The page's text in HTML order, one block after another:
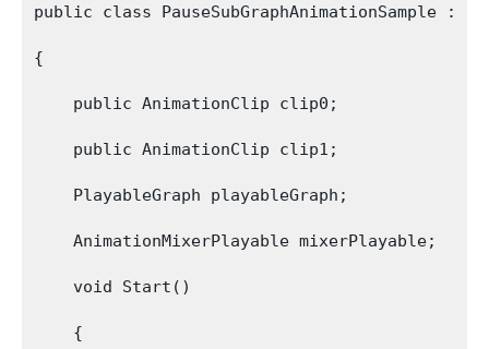
public class PauseSubGraphAnimationSample :
{
    public AnimationClip clip0;
    public AnimationClip clip1;
    PlayableGraph playableGraph;
    AnimationMixerPlayable mixerPlayable;
    void Start()
    {